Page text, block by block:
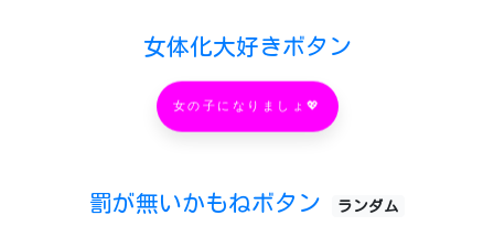
女体化大好きボタン
女の子になりましょ💖
罰が無いかもねボタン ランダム